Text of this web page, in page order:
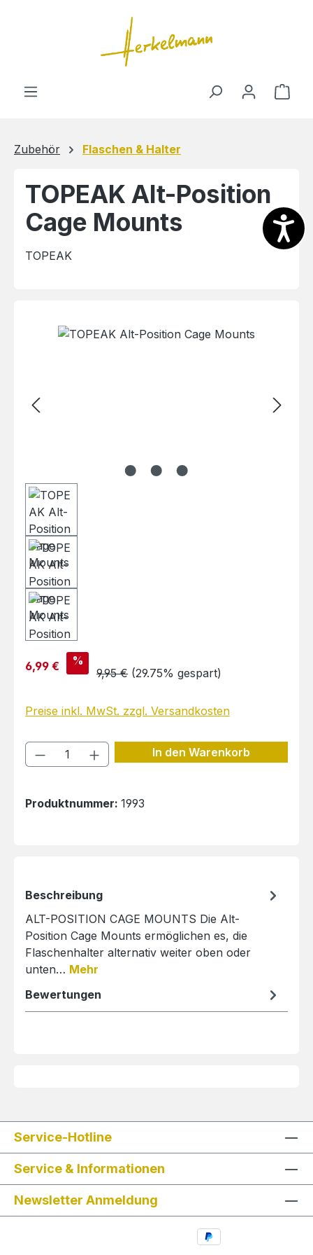
Zum Hauptinhalt springen
Zubehör Flaschen & Halter
TOPEAK Alt-Position
Cage Mounts
TOPEAK
Bildergalerie überspringen
Verkaufspreis:
6,99 €
%
Regulärer Preis:
9,95 € (29.75% gespart)
Preise inkl. MwSt. zzgl. Versandkosten
Produkt Anzahl: Gib den
In den Warenkorb
Produktnummer: 1993
Beschreibung
ALT-POSITION CAGE MOUNTS Die Alt-
Position Cage Mounts ermöglichen es, die
Flaschenhalter alternativ weiter oben oder
unten… Mehr
Bewertungen
Service-Hotline
Service & Informationen
Newsletter Anmeldung